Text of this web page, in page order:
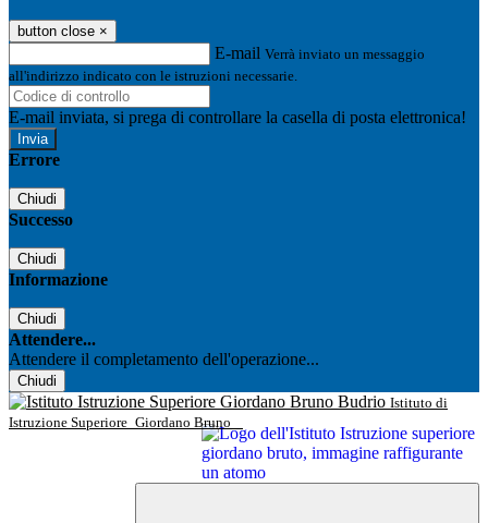
button close ×
E-mail Verrà inviato un messaggio
all'indirizzo indicato con le istruzioni necessarie.
E-mail inviata, si prega di controllare la casella di posta elettronica!
Errore
Chiudi
Successo
Chiudi
Informazione
Chiudi
Attendere...
Attendere il completamento dell'operazione...
Chiudi
Istituto di
Istruzione Superiore Giordano Bruno